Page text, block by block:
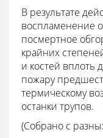
В результате
воспламенение
посмертное
крайних
и костей вплоть
пожару
термическому
останки трупов.
(Собрано с